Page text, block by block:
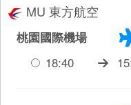
MU 東方航空
桃園國際機場
18:40